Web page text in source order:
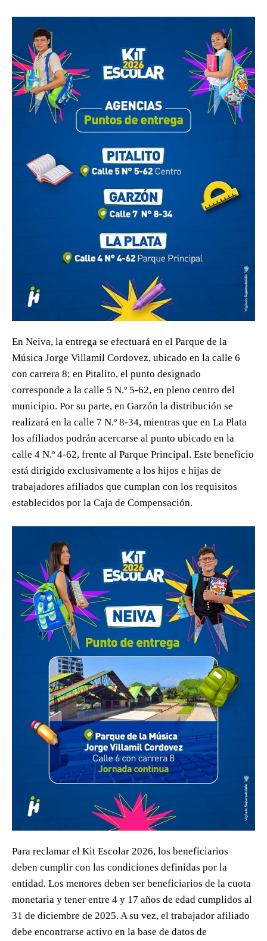
En Neiva, la entrega se efectuará en el Parque de la
Música Jorge Villamil Cordovez, ubicado en la calle 6
con carrera 8; en Pitalito, el punto designado
corresponde a la calle 5 N.º 5-62, en pleno centro del
municipio. Por su parte, en Garzón la distribución se
realizará en la calle 7 N.º 8-34, mientras que en La Plata
los afiliados podrán acercarse al punto ubicado en la
calle 4 N.º 4-62, frente al Parque Principal. Este beneficio
está dirigido exclusivamente a los hijos e hijas de
trabajadores afiliados que cumplan con los requisitos
establecidos por la Caja de Compensación.
Para reclamar el Kit Escolar 2026, los beneficiarios
deben cumplir con las condiciones definidas por la
entidad. Los menores deben ser beneficiarios de la cuota
monetaria y tener entre 4 y 17 años de edad cumplidos al
31 de diciembre de 2025. A su vez, el trabajador afiliado
debe encontrarse activo en la base de datos de